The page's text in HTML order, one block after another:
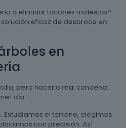
o eliminar tocones molestos?
eficaz de desbroce en
en
pero hacerlo mal condena
día.
Estudiamos el terreno, elegimos
con precisión. Así